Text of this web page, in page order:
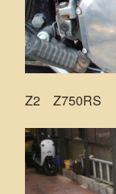
Z2 Z750RS